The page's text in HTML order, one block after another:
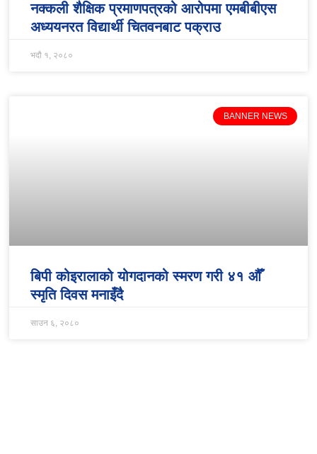
नक्कली शैक्षिक प्रमाणपत्रको आरोपमा एमबीबीएस
अध्ययनरत विद्यार्थी चितवनबाट पक्राउ
भदौ १, २०८०
BANNER NEWS
बिपी कोइरालाको योगदानको स्मरण गरी ४१ औँ
स्मृति दिवस मनाइँदै
साउन ६, २०८०